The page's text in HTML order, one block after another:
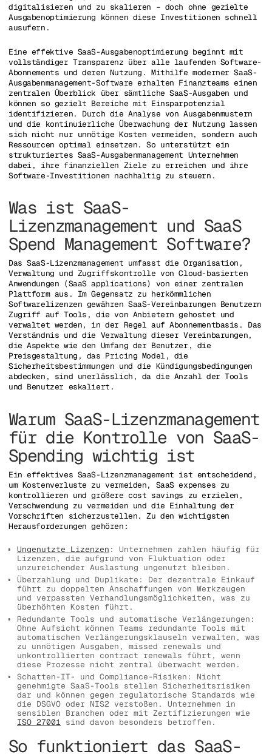
digitalisieren und zu skalieren – doch ohne gezielte
Ausgabenoptimierung können diese Investitionen schnell
ausufern.
Eine effektive SaaS-Ausgabenoptimierung beginnt mit
vollständiger Transparenz über alle laufenden Software-
Abonnements und deren Nutzung. Mithilfe moderner SaaS-
Ausgabenmanagement-Software erhalten Finanzteams einen
zentralen Überblick über sämtliche SaaS-Ausgaben und
können so gezielt Bereiche mit Einsparpotenzial
identifizieren. Durch die Analyse von Ausgabenmustern
und die kontinuierliche Überwachung der Nutzung lassen
sich nicht nur unnötige Kosten vermeiden, sondern auch
Ressourcen optimal einsetzen. So unterstützt ein
strukturiertes SaaS-Ausgabenmanagement Unternehmen
dabei, ihre finanziellen Ziele zu erreichen und ihre
Software-Investitionen nachhaltig zu steuern.
Was ist SaaS-
Lizenzmanagement und SaaS
Spend Management Software?
Das SaaS-Lizenzmanagement umfasst die Organisation,
Verwaltung und Zugriffskontrolle von Cloud-basierten
Anwendungen (SaaS applications) von einer zentralen
Plattform aus. Im Gegensatz zu herkömmlichen
Softwarelizenzen gewähren SaaS-Vereinbarungen Benutzern
Zugriff auf Tools, die von Anbietern gehostet und
verwaltet werden, in der Regel auf Abonnementbasis. Das
Verständnis und die Verwaltung dieser Vereinbarungen,
die Aspekte wie den Umfang der Benutzer, die
Preisgestaltung, das Pricing Model, die
Sicherheitsbestimmungen und die Kündigungsbedingungen
abdecken, sind unerlässlich, da die Anzahl der Tools
und Benutzer eskaliert.
Warum SaaS-Lizenzmanagement
für die Kontrolle von SaaS-
Spending wichtig ist
Ein effektives SaaS-Lizenzmanagement ist entscheidend,
um Kostenverluste zu vermeiden, SaaS expenses zu
kontrollieren und größere cost savings zu erzielen,
Verschwendung zu vermeiden und die Einhaltung der
Vorschriften sicherzustellen. Zu den wichtigsten
Herausforderungen gehören:
Ungenutzte Lizenzen : Unternehmen zahlen häufig für
Lizenzen, die aufgrund von Fluktuation oder
unzureichender Auslastung ungenutzt bleiben.
Überzahlung und Duplikate: Der dezentrale Einkauf
führt zu doppelten Anschaffungen von Werkzeugen
und verpassten Verhandlungsmöglichkeiten, was zu
überhöhten Kosten führt.
Redundante Tools und automatische Verlängerungen:
Ohne Aufsicht können Teams redundante Tools mit
automatischen Verlängerungsklauseln verwalten, was
zu unnötigen Ausgaben, missed renewals und
unkontrollierten contract renewals führt, wenn
diese Prozesse nicht zentral überwacht werden.
Schatten-IT- und Compliance-Risiken: Nicht
genehmigte SaaS-Tools stellen Sicherheitsrisiken
dar und können gegen regulatorische Standards wie
die DSGVO oder NIS2 verstoßen. Unternehmen in
sensiblen Branchen oder mit Zertifizierungen wie
ISO 27001 sind davon besonders betroffen.
So funktioniert das SaaS-